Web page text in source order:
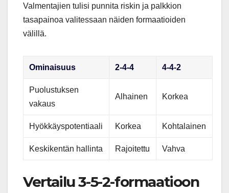
Valmentajien tulisi punnita riskin ja palkkion
tasapainoa valitessaan näiden formaatioiden
välillä.
Ominaisuus 2-4-4 4-4-2
Puolustuksen
vakaus
Alhainen Korkea
Hyökkäyspotentiaali Korkea Kohtalainen
Keskikentän hallinta Rajoitettu Vahva
Vertailu 3-5-2-formaatioon